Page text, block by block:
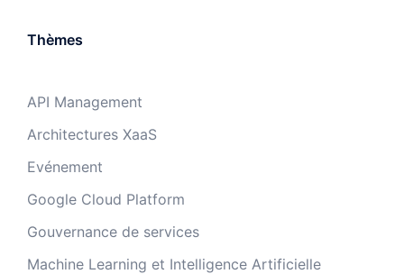
Thèmes
API Management
Architectures XaaS
Evénement
Google Cloud Platform
Gouvernance de services
Machine Learning et Intelligence Artificielle